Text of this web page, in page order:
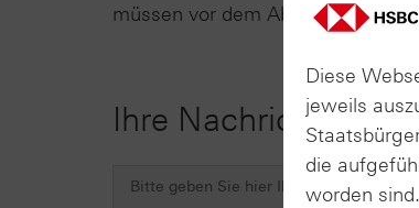
müssen vor dem Absenden des
Ihre Nachricht
Diese
jeweils
die
worden sind.